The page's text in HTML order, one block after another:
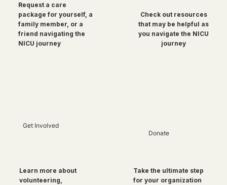
Request a care
package for yourself, a
family member, or a
friend navigating the
NICU journey
Check out resources
that may be helpful as
you navigate the NICU
journey
Get Involved
Learn more about
volunteering,
Donate
Take the ultimate step
for your organization